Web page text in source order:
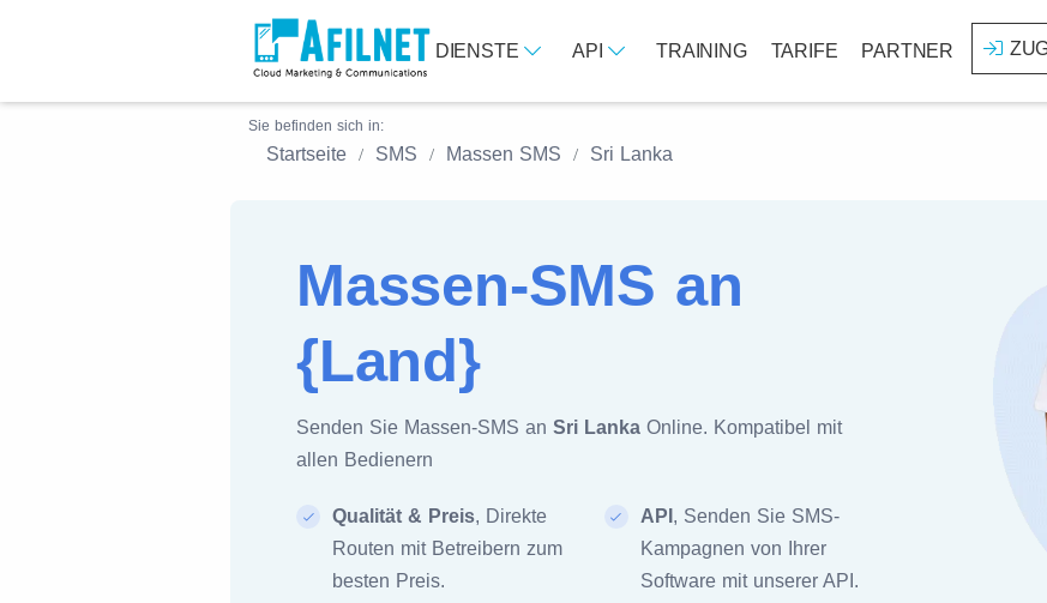
DIENSTE API TRAINING TARIFE PARTNER
Sie befinden sich in:
Startseite SMS Massen SMS Sri Lanka
Massen-SMS an
{Land}
Senden Sie Massen-SMS an Sri Lanka Online. Kompatibel mit
allen Bedienern
Qualität & Preis, Direkte
Routen mit Betreibern zum
besten Preis.
API , Senden Sie SMS-
Kampagnen von Ihrer
Software mit unserer API.